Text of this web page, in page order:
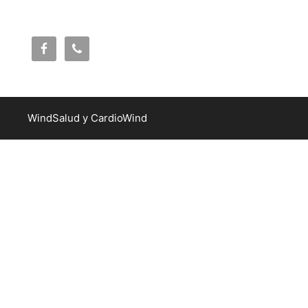
WindSalud y CardioWind